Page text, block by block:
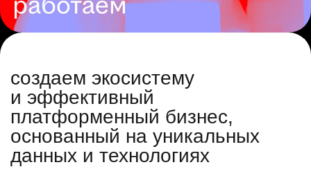
создаем экосистему
и эффективный
платформенный бизнес,
основанный на уникальных
данных и технологиях